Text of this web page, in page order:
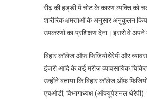
रीढ़ की हड्‌डी में चोट के कारण व्यक्ति को
शारीरिक क्षमताओं के अनुसार अनुकूलन
उपकरणों का प्रशिक्षण देना। इससे वे अपने
बिहार कॉलेज ऑफ फिजियोथेरेपी और
इंजरी आदि के कई मरीज व्यावसायिक
उन्होंने बताया कि बिहार कॉलेज ऑफ
एचओडी, विभागाध्यक्ष (ऑक्यूपेशनल थेरेपी)